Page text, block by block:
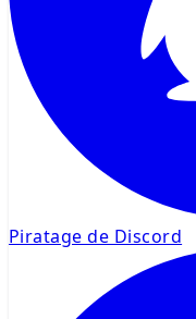
Piratage de Discord